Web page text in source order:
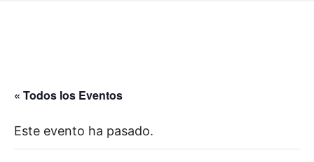
« Todos los Eventos
Este evento ha pasado.